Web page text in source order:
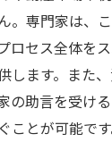
。専門家は、
ロセス全体を
します。また
の助言を受け
ことが可能で